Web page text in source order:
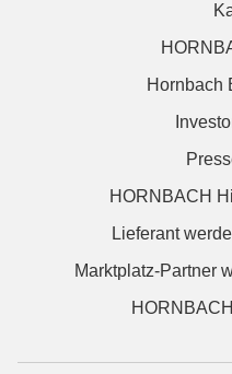
Hornbach
HORNBACH
Lieferant
Marktplatz-Partner